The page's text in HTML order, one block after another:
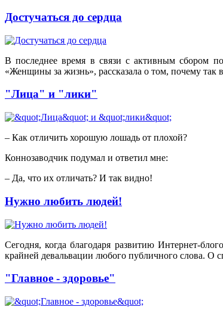
Достучаться до сердца
В последнее время в связи с активным сбором
«Женщины за жизнь», рассказала о том, почему
"Лица" и "лики"
– Как отличить хорошую лошадь от плохой?
Коннозаводчик подумал и ответил мне:
– Да, что их отличать? И так видно!
Нужно любить людей!
Сегодня, когда благодаря развитию Интернет-
крайней девальвации любого публичного слова. О
"Главное - здоровье"